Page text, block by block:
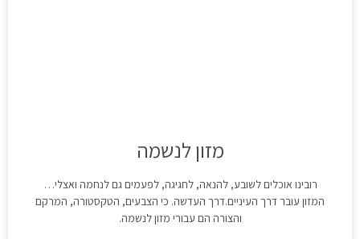
מזון לנשמה
רובינו אוכלים לשובע, להנאה, לחגיגה, לפעמים גם לנחמה ואצלי…
המזון עובר דרך העיניים.דרך העדשה. כי הצבעים, הטקסטורה, המרקם
והצורה הם עבורי מזון לנשמה.